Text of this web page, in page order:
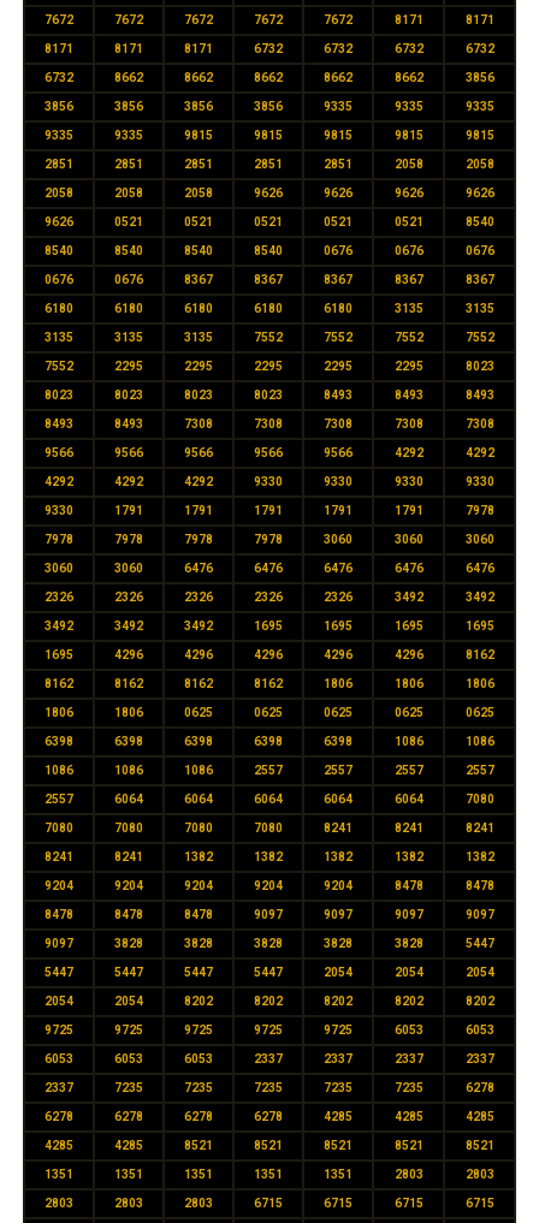
7672 7672 7672 7672 7672 8171 8171
8171 8171 8171 6732 6732 6732 6732
6732 8662 8662 8662 8662 8662 3856
3856 3856 3856 3856 9335 9335 9335
9335 9335 9815 9815 9815 9815 9815
2851 2851 2851 2851 2851 2058 2058
2058 2058 2058 9626 9626 9626 9626
9626 0521 0521 0521 0521 0521 8540
8540 8540 8540 8540 0676 0676 0676
0676 0676 8367 8367 8367 8367 8367
6180 6180 6180 6180 6180 3135 3135
3135 3135 3135 7552 7552 7552 7552
7552 2295 2295 2295 2295 2295 8023
8023 8023 8023 8023 8493 8493 8493
8493 8493 7308 7308 7308 7308 7308
9566 9566 9566 9566 9566 4292 4292
4292 4292 4292 9330 9330 9330 9330
9330 1791 1791 1791 1791 1791 7978
7978 7978 7978 7978 3060 3060 3060
3060 3060 6476 6476 6476 6476 6476
2326 2326 2326 2326 2326 3492 3492
3492 3492 3492 1695 1695 1695 1695
1695 4296 4296 4296 4296 4296 8162
8162 8162 8162 8162 1806 1806 1806
1806 1806 0625 0625 0625 0625 0625
6398 6398 6398 6398 6398 1086 1086
1086 1086 1086 2557 2557 2557 2557
2557 6064 6064 6064 6064 6064 7080
7080 7080 7080 7080 8241 8241 8241
8241 8241 1382 1382 1382 1382 1382
9204 9204 9204 9204 9204 8478 8478
8478 8478 8478 9097 9097 9097 9097
9097 3828 3828 3828 3828 3828 5447
5447 5447 5447 5447 2054 2054 2054
2054 2054 8202 8202 8202 8202 8202
9725 9725 9725 9725 9725 6053 6053
6053 6053 6053 2337 2337 2337 2337
2337 7235 7235 7235 7235 7235 6278
6278 6278 6278 6278 4285 4285 4285
4285 4285 8521 8521 8521 8521 8521
1351 1351 1351 1351 1351 2803 2803
2803 2803 2803 6715 6715 6715 6715